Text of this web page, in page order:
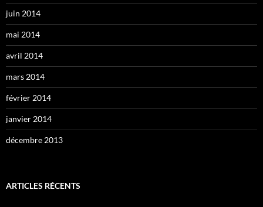
juin 2014
mai 2014
avril 2014
mars 2014
février 2014
janvier 2014
décembre 2013
ARTICLES RÉCENTS